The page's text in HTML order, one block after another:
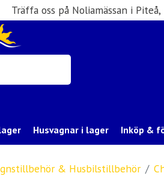
Träffa oss på Noliamässan i
Husvagnar i lager Inköp &
& Husbilstillbehör